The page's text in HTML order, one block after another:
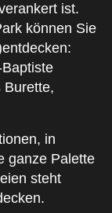
ist.
können Sie
Burette,
in
ganze Palette
steht